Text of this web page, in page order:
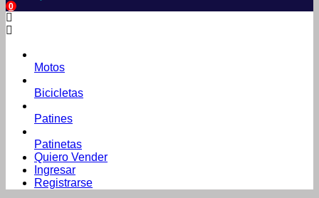
0
Motos
Bicicletas
Patines
Patinetas
Quiero Vender
Ingresar
Registrarse